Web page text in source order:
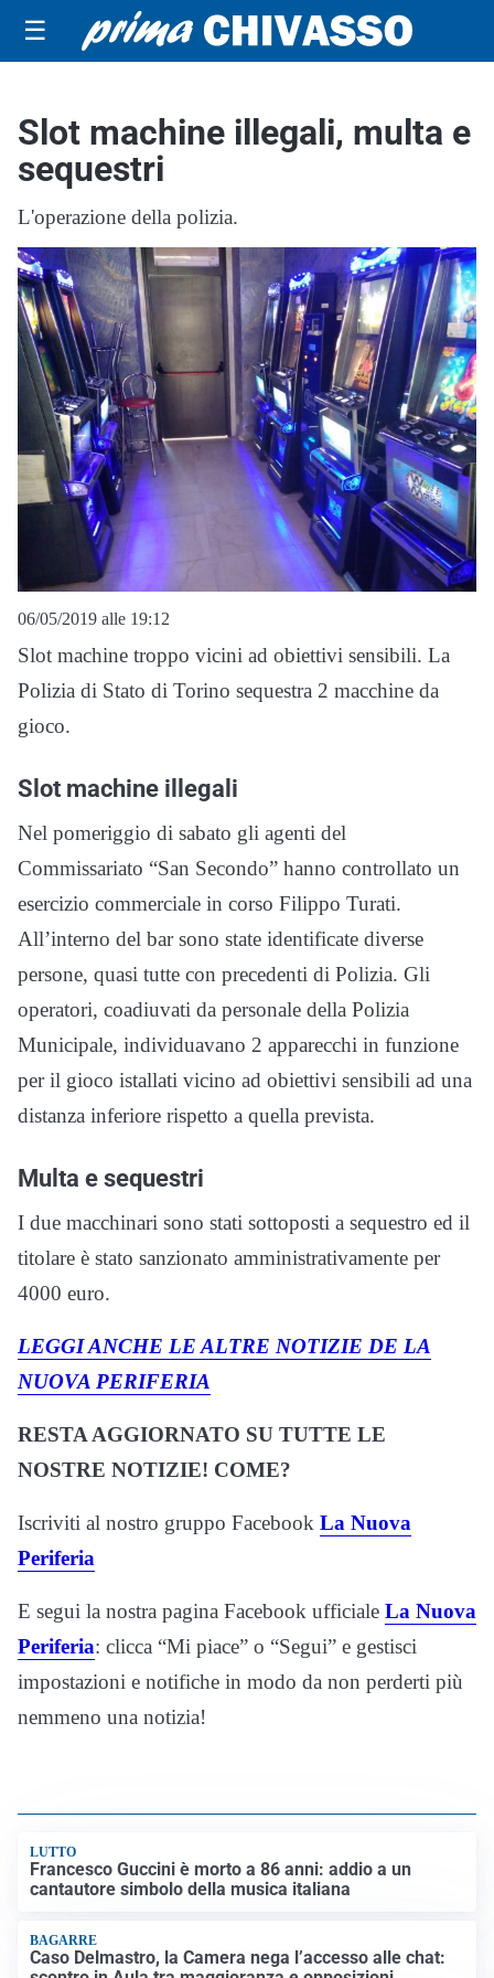
☰
Slot machine illegali, multa e
sequestri
L'operazione della polizia.
06/05/2019 alle 19:12
Slot machine troppo vicini ad obiettivi sensibili. La
Polizia di Stato di Torino sequestra 2 macchine da
gioco.
Slot machine illegali
Nel pomeriggio di sabato gli agenti del
Commissariato “San Secondo” hanno controllato un
esercizio commerciale in corso Filippo Turati.
All’interno del bar sono state identificate diverse
persone, quasi tutte con precedenti di Polizia. Gli
operatori, coadiuvati da personale della Polizia
Municipale, individuavano 2 apparecchi in funzione
per il gioco istallati vicino ad obiettivi sensibili ad una
distanza inferiore rispetto a quella prevista.
Multa e sequestri
I due macchinari sono stati sottoposti a sequestro ed il
titolare è stato sanzionato amministrativamente per
4000 euro.
LEGGI ANCHE LE ALTRE NOTIZIE DE LA
NUOVA PERIFERIA
RESTA AGGIORNATO SU TUTTE LE
NOSTRE NOTIZIE! COME?
Iscriviti al nostro gruppo Facebook La Nuova
Periferia
E segui la nostra pagina Facebook ufficiale La Nuova
Periferia: clicca “Mi piace” o “Segui” e gestisci
impostazioni e notifiche in modo da non perderti più
nemmeno una notizia!